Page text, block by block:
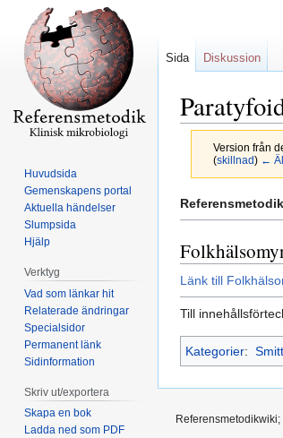
Version från
(skillnad) ←
Hoppa
till
navigering
Hoppa
till
Länk till
Till
Kategorier:
Sida Diskussion
Huvudsida
Gemenskapens portal
Aktuella händelser
Slumpsida
Hjälp
Verktyg
Vad som länkar hit
Relaterade ändringar
Specialsidor
Permanent länk
Sidinformation
Skriv ut/exportera
Skapa en bok
Ladda ned som PDF